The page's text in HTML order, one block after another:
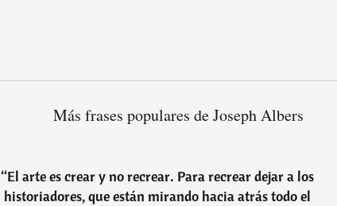
Más frases populares de Joseph Albers
“El arte es crear y no recrear. Para recrear dejar a los
historiadores, que están mirando hacia atrás todo el